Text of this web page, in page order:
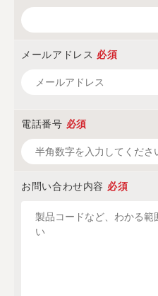
メールアドレス 必須
電話番号 必須
お問い合わせ内容 必須